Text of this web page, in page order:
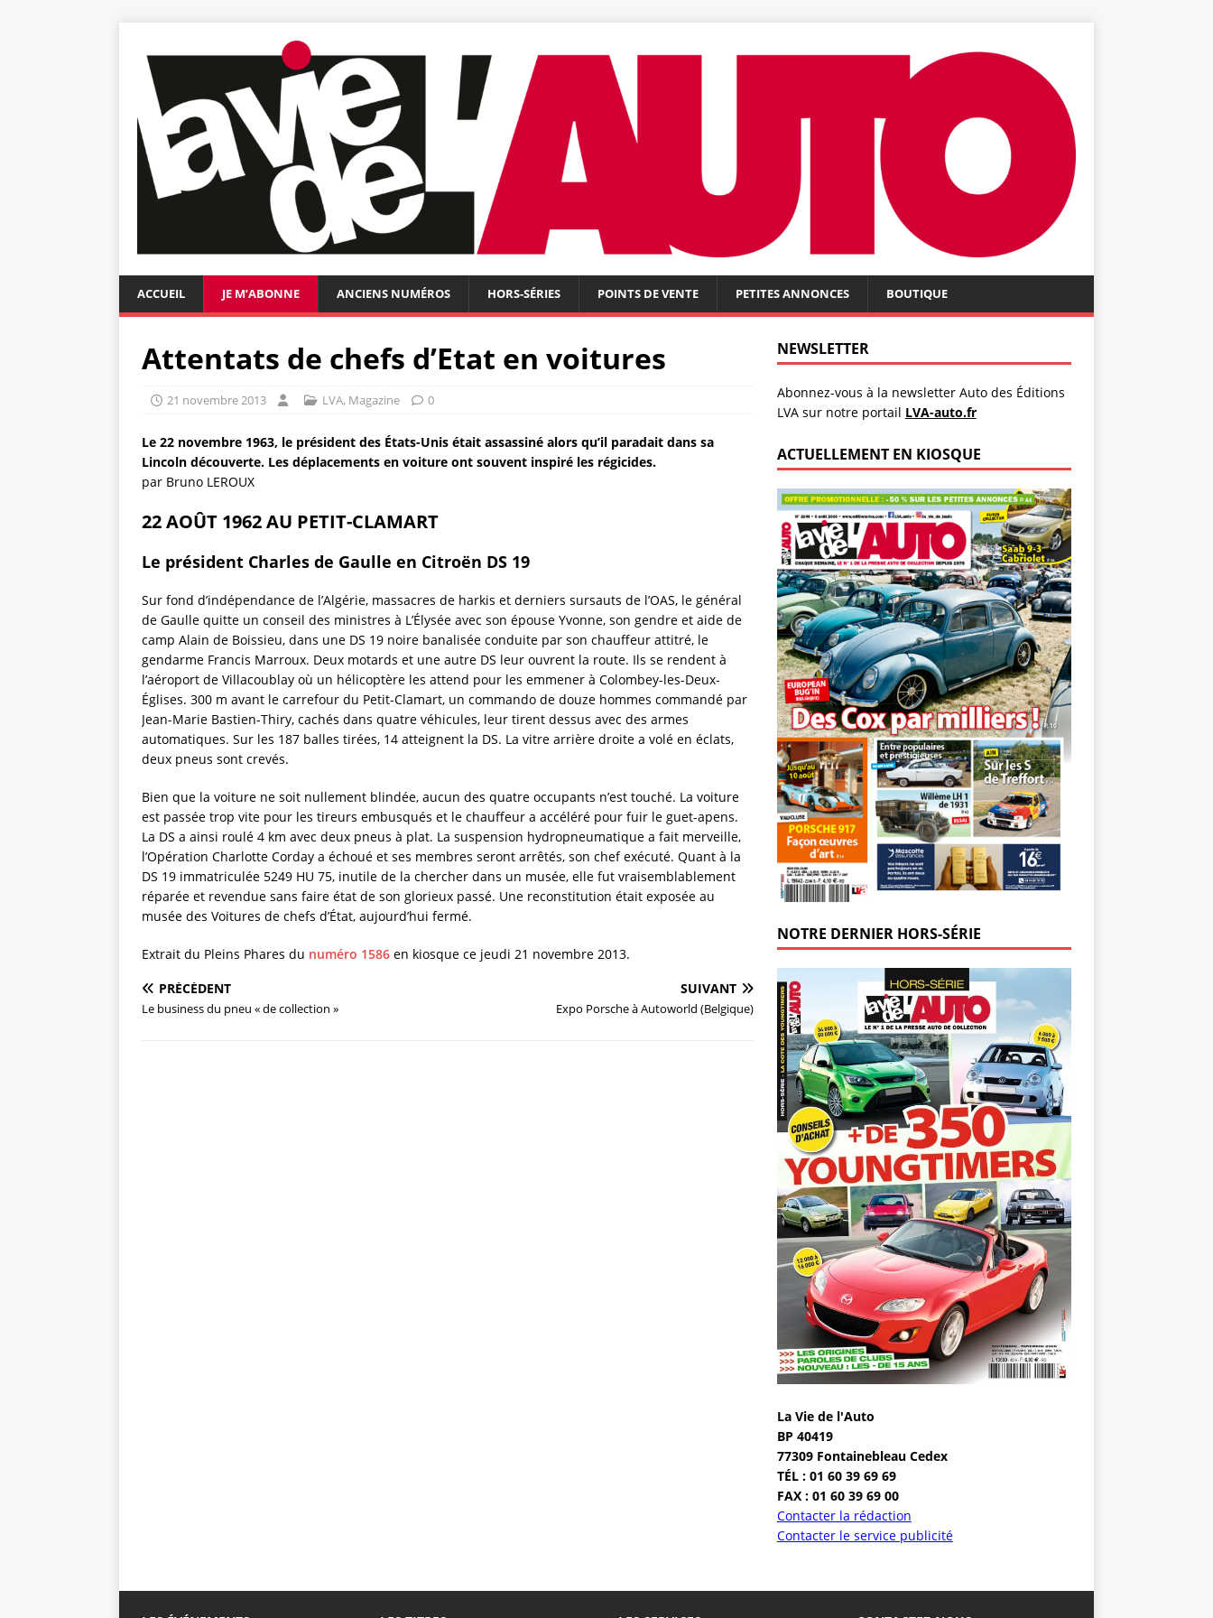
ACCUEIL JE M’ABONNE ANCIENS NUMÉROS HORS-SÉRIES POINTS DE VENTE PETITES ANNONCES BOUTIQUE
Attentats de chefs d’Etat en voitures
21 novembre 2013 LVA, Magazine 0
Le 22 novembre 1963, le président des États-Unis était assassiné alors qu’il paradait dans sa
Lincoln découverte. Les déplacements en voiture ont souvent inspiré les régicides.
par Bruno LEROUX
22 AOÛT 1962 AU PETIT-CLAMART
Le président Charles de Gaulle en Citroën DS 19
Sur fond d’indépendance de l’Algérie, massacres de harkis et derniers sursauts de l’OAS, le général
de Gaulle quitte un conseil des ministres à L’Élysée avec son épouse Yvonne, son gendre et aide de
camp Alain de Boissieu, dans une DS 19 noire banalisée conduite par son chauffeur attitré, le
gendarme Francis Marroux. Deux motards et une autre DS leur ouvrent la route. Ils se rendent à
l’aéroport de Villacoublay où un hélicoptère les attend pour les emmener à Colombey-les-Deux-
Églises. 300 m avant le carrefour du Petit-Clamart, un commando de douze hommes commandé par
Jean-Marie Bastien-Thiry, cachés dans quatre véhicules, leur tirent dessus avec des armes
automatiques. Sur les 187 balles tirées, 14 atteignent la DS. La vitre arrière droite a volé en éclats,
deux pneus sont crevés.
Bien que la voiture ne soit nullement blindée, aucun des quatre occupants n’est touché. La voiture
est passée trop vite pour les tireurs embusqués et le chauffeur a accéléré pour fuir le guet-apens.
La DS a ainsi roulé 4 km avec deux pneus à plat. La suspension hydropneumatique a fait merveille,
l’Opération Charlotte Corday a échoué et ses membres seront arrêtés, son chef exécuté. Quant à la
DS 19 immatriculée 5249 HU 75, inutile de la chercher dans un musée, elle fut vraisemblablement
réparée et revendue sans faire état de son glorieux passé. Une reconstitution était exposée au
musée des Voitures de chefs d’État, aujourd’hui fermé.
Extrait du Pleins Phares du numéro 1586 en kiosque ce jeudi 21 novembre 2013.
PRÉCÉDENT
Le business du pneu « de collection »
SUIVANT
Expo Porsche à Autoworld (Belgique)
NEWSLETTER
Abonnez-vous à la newsletter Auto des Éditions
LVA sur notre portail LVA-auto.fr
ACTUELLEMENT EN KIOSQUE
NOTRE DERNIER HORS-SÉRIE
La Vie de l'Auto
BP 40419
77309 Fontainebleau Cedex
TÉL : 01 60 39 69 69
FAX : 01 60 39 69 00
Contacter la rédaction
Contacter le service publicité